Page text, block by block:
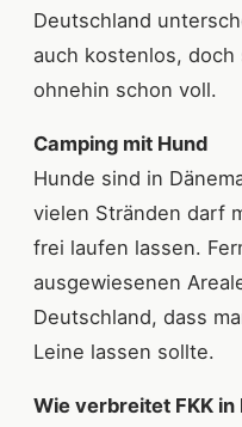
Deutschland
auch kostenlos,
ohnehin schon voll.
Camping mit Hund
Hunde sind in
vielen Stränden darf
frei laufen lassen.
ausgewiesenen
Deutschland, dass
Leine lassen sollte.
Wie verbreitet FKK in